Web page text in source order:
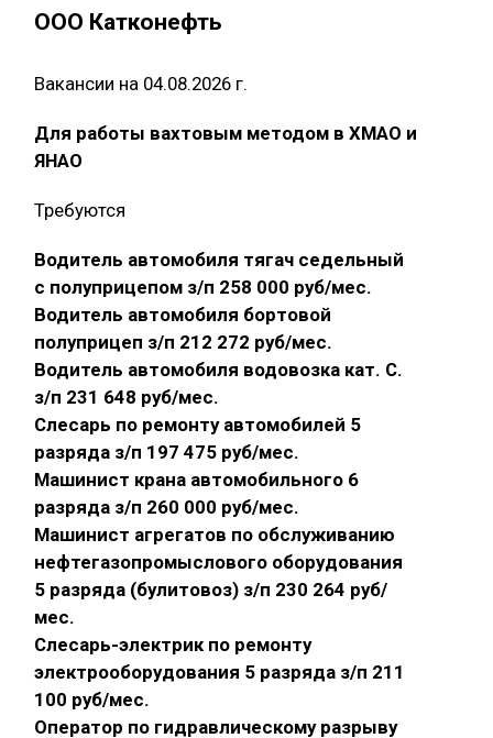
ООО Катконефть
Вакансии на 04.08.2026 г.
Для работы вахтовым методом в ХМАО и
ЯНАО
Требуются
Водитель автомобиля тягач седельный
с полуприцепом з/п 258 000 руб/мес.
Водитель автомобиля бортовой
полуприцеп з/п 212 272 руб/мес.
Водитель автомобиля водовозка кат. С.
з/п 231 648 руб/мес.
Слесарь по ремонту автомобилей 5
разряда з/п 197 475 руб/мес.
Машинист крана автомобильного 6
разряда з/п 260 000 руб/мес.
Машинист агрегатов по обслуживанию
нефтегазопромыслового оборудования
5 разряда (булитовоз) з/п 230 264 руб/
мес.
Слесарь-электрик по ремонту
электрооборудования 5 разряда з/п 211
100 руб/мес.
Оператор по гидравлическому разрыву